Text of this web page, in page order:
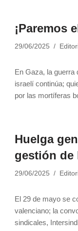
¡Paremos
29/06/2025
En Gaza, la guerra
israelí continúa;
por las mortíferas
Huelga
gestión de
29/06/2025
El 29 de mayo se
valenciano; la
sindicales,